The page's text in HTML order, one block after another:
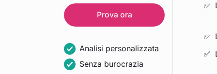
Prova ora
Analisi personalizzata
Senza burocrazia